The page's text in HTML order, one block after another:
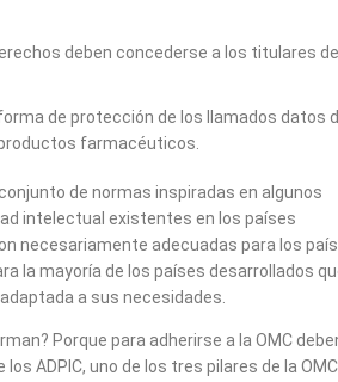
deben concederse a los titulares de
de protección de los llamados datos
farmacéuticos.
de normas inspiradas en algunos
intelectual existentes en los países
necesariamente adecuadas para los
la mayoría de los países desarrollados
a sus necesidades.
Porque para adherirse a la OMC
ADPIC, uno de los tres pilares de la OMC